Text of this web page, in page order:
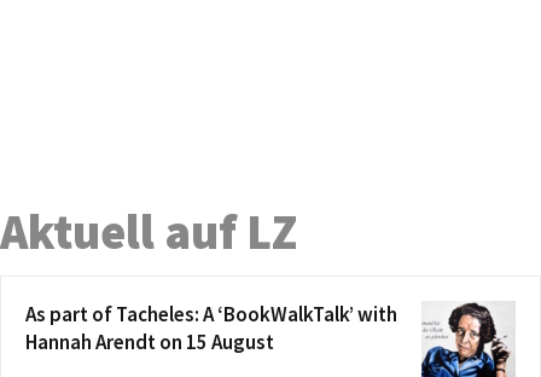
Aktuell auf LZ
As part of Tacheles: A ‘BookWalkTalk’ with
Hannah Arendt on 15 August